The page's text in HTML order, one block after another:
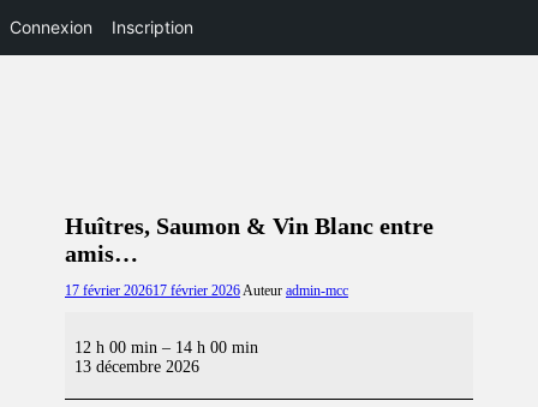
Connexion Inscription
Huîtres, Saumon & Vin Blanc entre
amis…
Posted
17 février 202617 février 2026 Auteur admin-mcc
Saumon
&
Vin
Blanc
12 h 00 min – 14 h 00 min
13 décembre 2026